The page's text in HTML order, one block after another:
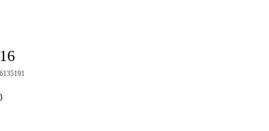
Precio